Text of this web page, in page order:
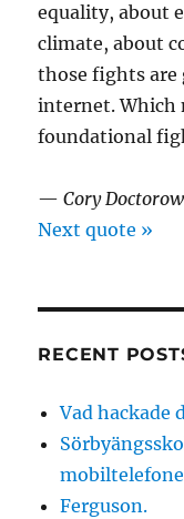
equality, about
climate, about
those fights are
internet. Which
foundational
—Cory Doctorow
Next quote »
RECENT
Vad hackade
Ferguson.